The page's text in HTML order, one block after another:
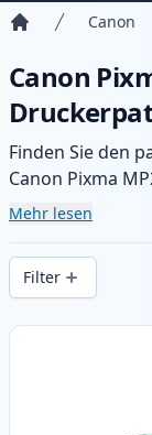
Canon
Canon
Finden Sie den
Canon Pixma
Auswahl an
Druckqualität
lokalem Lager in .
Mehr lesen
Filter
Produkte